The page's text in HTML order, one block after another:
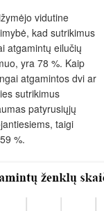
vidutine
kad sutrikimus
atgamintų eilučių
yra 78 %. Kaip
atgamintos dvi ar
sutrikimus
patyrusiųjų
taigi
%.